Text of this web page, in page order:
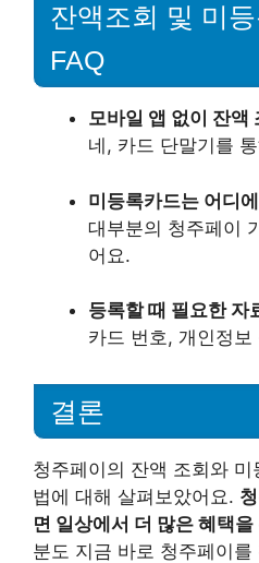
잔액조회 및 미
FAQ
모바일 앱 없이 잔액
네, 카드 단말기를
미등록카드는 어디
대부분의 청주페이
어요.
등록할 때 필요한 자
카드 번호, 개인정
결론
청주페이의 잔액 조회와
법에 대해 살펴보았어요.
면 일상에서 더 많은 혜택
분도 지금 바로 청주페이